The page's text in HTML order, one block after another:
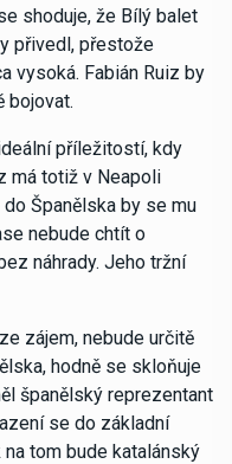
shoduje, že Bílý balet
přivedl, přestože
vysoká. Fabián Ruiz by
bojovat.
příležitostí, kdy
má totiž v Neapoli
Španělska by se mu
nebude chtít o
náhrady. Jeho tržní
zájem, nebude určitě
hodně se skloňuje
španělský reprezentant
se do základní
tom bude katalánský